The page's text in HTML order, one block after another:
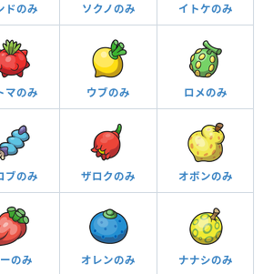
ドのみ ソクノのみ イトケのみ
マのみ ウブのみ ロメのみ
ブのみ ザロクのみ オボンのみ
のみ オレンのみ ナナシのみ